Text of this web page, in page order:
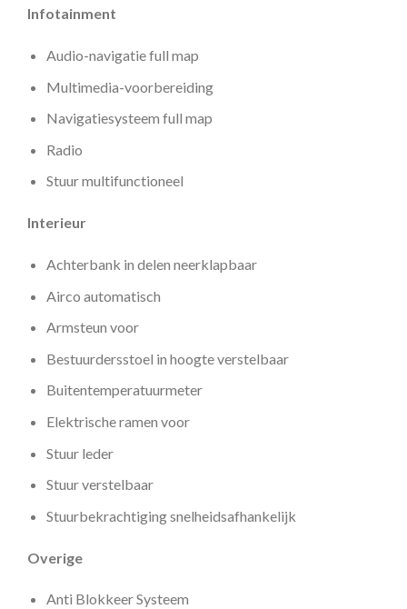
Infotainment
Audio-navigatie full map
Multimedia-voorbereiding
Navigatiesysteem full map
Radio
Stuur multifunctioneel
Interieur
Achterbank in delen neerklapbaar
Airco automatisch
Armsteun voor
Bestuurdersstoel in hoogte verstelbaar
Buitentemperatuurmeter
Elektrische ramen voor
Stuur leder
Stuur verstelbaar
Stuurbekrachtiging snelheidsafhankelijk
Overige
Anti Blokkeer Systeem